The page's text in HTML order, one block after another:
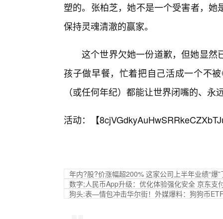
塑的。张柏芝，她不是一个受害者，
保持灵魂清澈的赢家。
这个世界欠她一份道歉，但她显然
孩子做早餐，忙着把自己活成一个不
（或任何年纪）都能让世界闭嘴的、永
活动：【
年内?股?价涨幅超200% 这家公司上半年业绩“爆”
数字;人民币App升级：优化体验强化安全 京东支
狗头:表—情包冲击华尔街！外媒爆料：狗狗币